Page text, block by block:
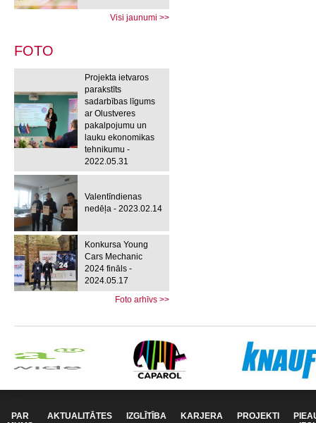
Visi jaunumi >>
FOTO
Projekta ietvaros
parakstīts
sadarbības līgums
ar Olustveres
pakalpojumu un
lauku ekonomikas
tehnikumu -
2022.05.31
Valentīndienas
nedēļa - 2023.02.14
Konkursa Young
Cars Mechanic
2024 fināls -
2024.05.17
Foto arhīvs >>
PAR
AKTUALITĀTES IZGLĪTĪBA KARJERA PROJEKTI